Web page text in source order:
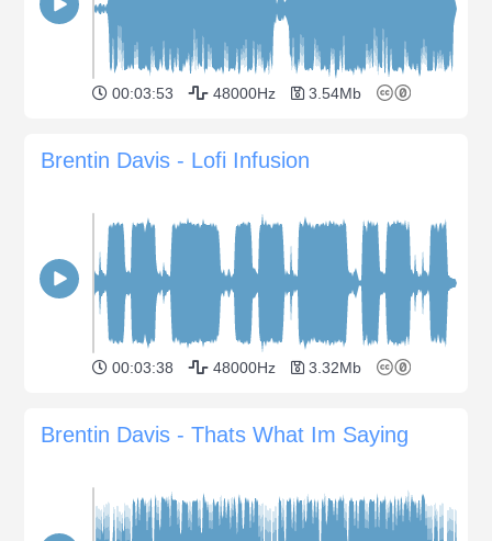
00:03:53 48000Hz 3.54Mb
Brentin Davis - Lofi Infusion
00:03:38 48000Hz 3.32Mb
Brentin Davis - Thats What Im Saying